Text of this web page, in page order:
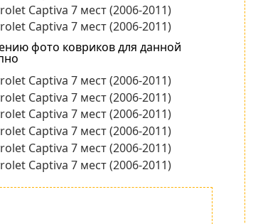
фото ковриков для данной